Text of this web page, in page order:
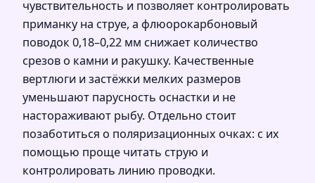
чувствительность и позволяет контролировать
приманку на струе, а флюорокарбоновый
поводок 0,18–0,22 мм снижает количество
срезов о камни и ракушку. Качественные
вертлюги и застёжки мелких размеров
уменьшают парусность оснастки и не
настораживают рыбу. Отдельно стоит
позаботиться о поляризационных очках: с их
помощью проще читать струю и
контролировать линию проводки.